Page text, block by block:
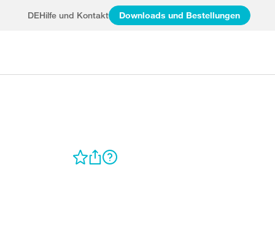
DEHilfe und Kontakt Downloads und Bestellungen